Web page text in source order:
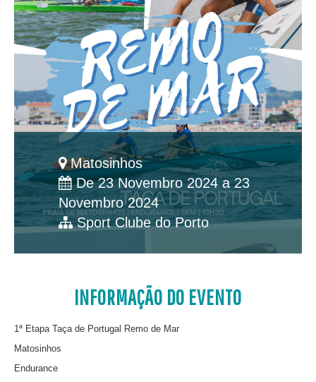
Matosinhos
De 23 Novembro 2024 a 23
Novembro 2024
Sport Clube do Porto
INFORMAÇÃO DO EVENTO
1ª Etapa Taça de Portugal Remo de Mar
Matosinhos
Endurance